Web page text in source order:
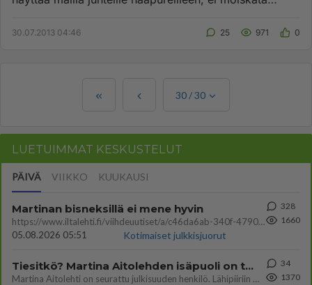
30.07.2013 04:46 25 971 0
30 /30
LUETUIMMAT KESKUSTELUT
PÄIVÄ VIIKKO KUUKAUSI
Martinan bisneksillä ei mene hyvin
https://www.iltalehti.fi/viihdeuutiset/a/c46da6ab-340f-4790-aaa7-0865eed2336 Yrityksen konkurssihakemus on tullut kärä
05.08.2026 05:51
Kotimaiset julkkisjuorut
328
1660
Tiesitkö? Martina Aitolehden isäpuoli on tämä suosittu laulaja
Martina Aitolehti on seurattu julkisuuden henkilö. Lähipiiriin mahtuu muitakin tunnettuja henkilöitä. Tiesitkö, että Ma
34
1370